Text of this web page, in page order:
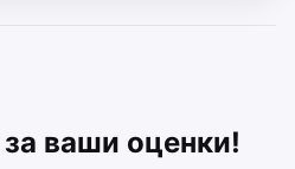
ваши оценки!